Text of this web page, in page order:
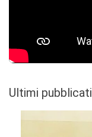
Ultimi pubblicati